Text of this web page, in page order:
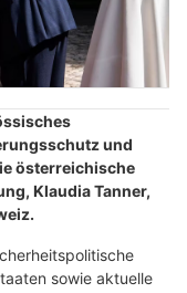
und
österreichische
Klaudia Tanner,
sowie aktuelle